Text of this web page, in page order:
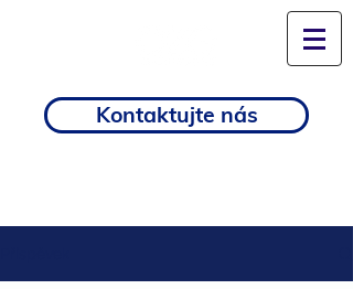
Kontaktujte nás